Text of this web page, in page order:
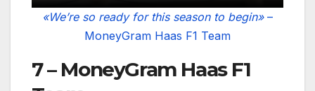
«We’re so ready for this season to begin»–
MoneyGram Haas F1 Team
7 – MoneyGram Haas F1